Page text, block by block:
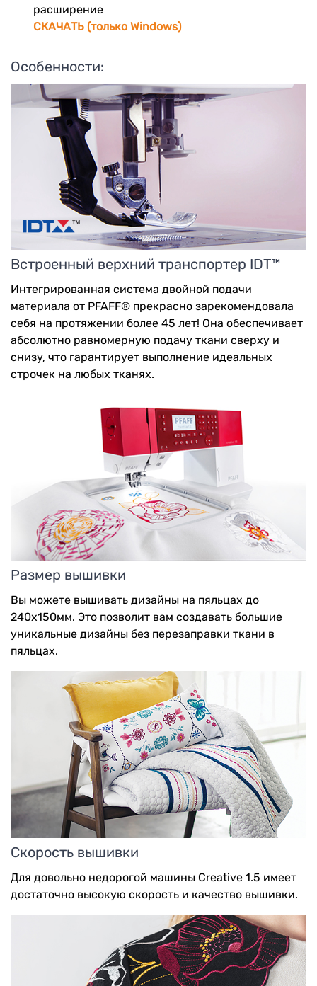
расширение
СКАЧАТЬ (только Windows)
Особенности:
Встроенный верхний транспортер IDT™
Интегрированная система двойной подачи
материала от PFAFF® прекрасно зарекомендовала
себя на протяжении более 45 лет! Она обеспечивает
абсолютно равномерную подачу ткани сверху и
снизу, что гарантирует выполнение идеальных
строчек на любых тканях.
Размер вышивки
Вы можете вышивать дизайны на пяльцах до
240x150мм. Это позволит вам создавать большие
уникальные дизайны без перезаправки ткани в
пяльцах.
Скорость вышивки
Для довольно недорогой машины Creative 1.5 имеет
достаточно высокую скорость и качество вышивки.